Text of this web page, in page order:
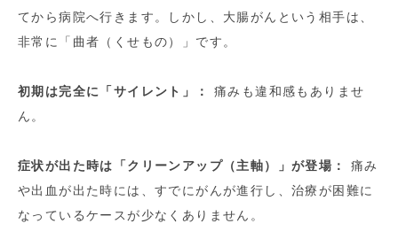
てから病院へ行きます。しかし、大腸がんという相手は、
非常に「曲者（くせもの）」です。
初期は完全に「サイレント」：
痛みも違和感もありませ
ん。
症状が出た時は「クリーンアップ（主軸）」が登場：
痛み
や出血が出た時には、すでにがんが進行し、治療が困難に
なっているケースが少なくありません。